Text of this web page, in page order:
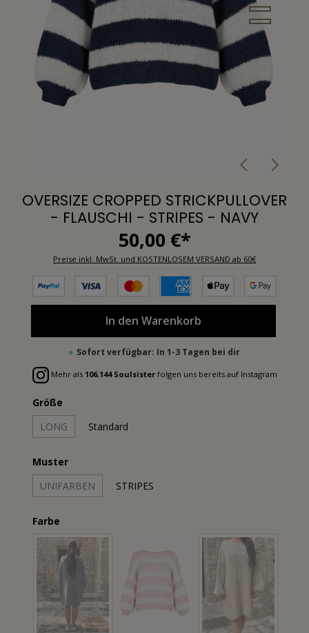
OVERSIZE CROPPED STRICKPULLOVER
- FLAUSCHI - STRIPES - NAVY
50,00 €*
Preise inkl. MwSt. und KOSTENLOSEM VERSAND ab 60€
In den Warenkorb
Sofort verfügbar: In 1-3 Tagen bei dir
Mehr als 106.144 Soulsisterfolgen uns bereits auf Instagram
Größe
LONG
Standard
Muster
UNIFARBEN
STRIPES
Farbe